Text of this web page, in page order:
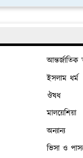
আন্তর্জাতিক
ইসলাম ধর্ম
ঔষধ
মালয়েশিয়া
অন্যান্য
ভিসা ও